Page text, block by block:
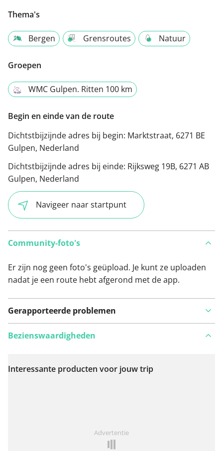
Thema's
Bergen Grensroutes Natuur
Groepen
WMC Gulpen. Ritten 100 km
Begin en einde van de route
Dichtstbijzijnde adres bij begin: Marktstraat, 6271 BE
Gulpen, Nederland
Dichtstbijzijnde adres bij einde: Rijksweg 19B, 6271 AB
Gulpen, Nederland
Navigeer naar startpunt
Community-foto's
Er zijn nog geen foto's geüpload. Je kunt ze uploaden
nadat je een route hebt afgerond met de app.
Gerapporteerde problemen
Bekijk op kaart
Bezienswaardigheden
Interessante producten voor jouw trip
Advertentie